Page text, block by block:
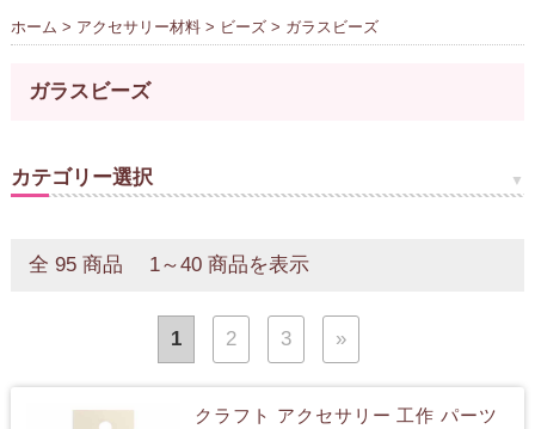
ホーム > アクセサリー材料> ビーズ> ガラスビーズ
ガラスビーズ
カテゴリー選択
全 95 商品 1～40 商品を表示
1 2 3 »
クラフト アクセサリー 工作 パーツ